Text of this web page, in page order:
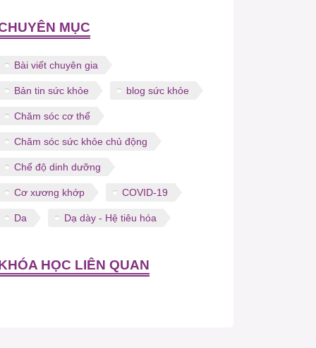
MỤC
Bài viết chuyên gia
Bản tin sức khỏe blog sức khỏe
Chăm sóc cơ thể
Chăm sóc sức khỏe chủ động
Chế độ dinh dưỡng
Cơ xương khớp COVID-19
Da Dạ dày - Hệ tiêu hóa
HỌC LIÊN QUAN